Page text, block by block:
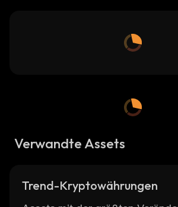
Verwandte Assets
Trend-Kryptowährungen